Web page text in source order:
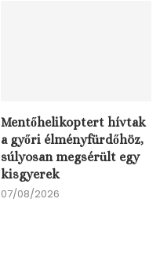
Mentőhelikoptert hívtak
a győri élményfürdőhöz,
súlyosan megsérült egy
kisgyerek
07/08/2026